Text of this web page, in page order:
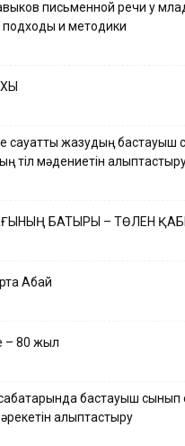
письменной речи у
подходы и методики
сауатты жазудың бастауыш
тіл мәдениетін
БАТЫРЫ – ТӨЛЕН
Абай
– 80 жыл
бастауыш сынып
қалыптастыру